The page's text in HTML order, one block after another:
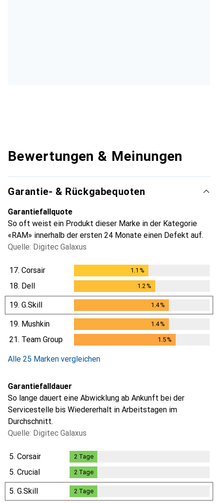
Bewertungen & Meinungen
Garantie- & Rückgabequoten
Garantiefallquote
So oft weist ein Produkt dieser Marke in der Kategorie
«RAM» innerhalb der ersten 24 Monate einen Defekt auf.
Quelle: Digitec Galaxus
17. Corsair 1.1 %
18. Dell 1.2%
19. G.Skill 1.4%
19. Mushkin 1.4%
21. Team Group 1.5%
Alle 25 Marken vergleichen
Garantiefalldauer
So lange dauert eine Abwicklung ab Ankunft bei der
Servicestelle bis Wiedererhalt in Arbeitstagen im
Durchschnitt.
Quelle: Digitec Galaxus
5. Corsair 2 Tage
5. Crucial 2 Tage
5. G.Skill 2 Tage